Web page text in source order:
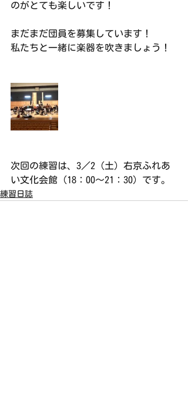
のがとても楽しいです！
まだまだ団員を募集しています！
私たちと一緒に楽器を吹きましょう！
次回の練習は、3／2（土）右京ふれあ
い文化会館（18：00～21：30）です。
練習日誌